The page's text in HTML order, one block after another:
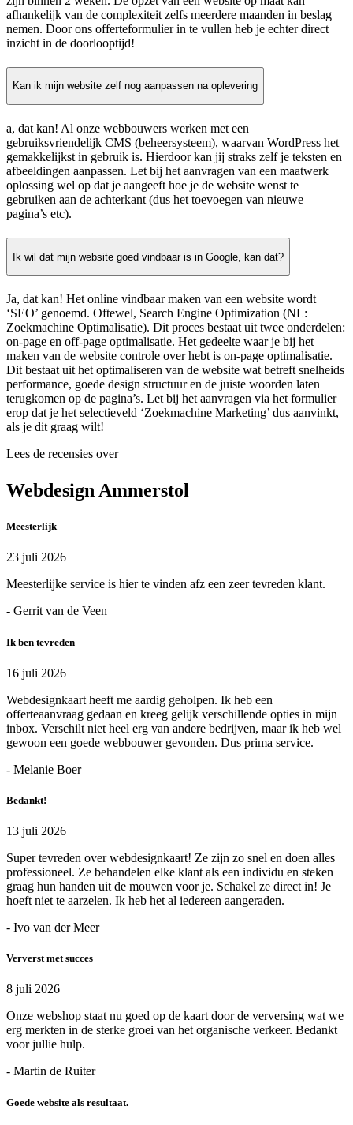
afhankelijk van de complexiteit zelfs meerdere maanden in beslag
nemen. Door ons offerteformulier in te vullen heb je echter direct
inzicht in de doorlooptijd!
Kan ik mijn website zelf nog aanpassen na oplevering
a, dat kan! Al onze webbouwers werken met een
gebruiksvriendelijk CMS (beheersysteem), waarvan WordPress het
gemakkelijkst in gebruik is. Hierdoor kan jij straks zelf je teksten en
afbeeldingen aanpassen. Let bij het aanvragen van een maatwerk
oplossing wel op dat je aangeeft hoe je de website wenst te
gebruiken aan de achterkant (dus het toevoegen van nieuwe
pagina’s etc).
Ik wil dat mijn website goed vindbaar is in Google, kan dat?
Ja, dat kan! Het online vindbaar maken van een website wordt
‘SEO’ genoemd. Oftewel, Search Engine Optimization (NL:
Zoekmachine Optimalisatie). Dit proces bestaat uit twee onderdelen:
on-page en off-page optimalisatie. Het gedeelte waar je bij het
maken van de website controle over hebt is on-page optimalisatie.
Dit bestaat uit het optimaliseren van de website wat betreft snelheids
performance, goede design structuur en de juiste woorden laten
terugkomen op de pagina’s. Let bij het aanvragen via het formulier
erop dat je het selectieveld ‘Zoekmachine Marketing’ dus aanvinkt,
als je dit graag wilt!
Lees de recensies over
Webdesign Ammerstol
Meesterlijk
23 juli 2026
Meesterlijke service is hier te vinden afz een zeer tevreden klant.
- Gerrit van de Veen
Ik ben tevreden
16 juli 2026
Webdesignkaart heeft me aardig geholpen. Ik heb een
offerteaanvraag gedaan en kreeg gelijk verschillende opties in mijn
inbox. Verschilt niet heel erg van andere bedrijven, maar ik heb wel
gewoon een goede webbouwer gevonden. Dus prima service.
- Melanie Boer
Bedankt!
13 juli 2026
Super tevreden over webdesignkaart! Ze zijn zo snel en doen alles
professioneel. Ze behandelen elke klant als een individu en steken
graag hun handen uit de mouwen voor je. Schakel ze direct in! Je
hoeft niet te aarzelen. Ik heb het al iedereen aangeraden.
- Ivo van der Meer
Ververst met succes
8 juli 2026
Onze webshop staat nu goed op de kaart door de verversing wat we
erg merkten in de sterke groei van het organische verkeer. Bedankt
voor jullie hulp.
- Martin de Ruiter
Goede website als resultaat.